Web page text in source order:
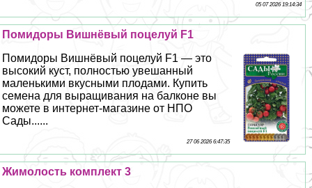
05 07 2026 19:14:34
Помидоры Вишнёвый поцелуй F1
Помидоры Вишнёвый поцелуй F1 — это
высокий куст, полностью увешанный
маленькими вкусными плодами. Купить
семена для выращивания на балконе вы
можете в интернет-магазине от НПО
Сады......
27 06 2026 6:47:35
Жимолость комплект 3